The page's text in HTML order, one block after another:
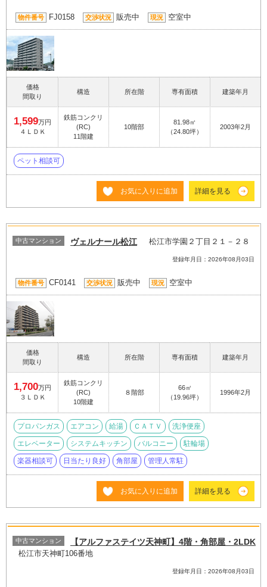
物件番号 FJ0158 交渉状況 販売中 現況 空室中
価格
間取り
構造 所在階 専有面積 建築年月
1,599万円
４ＬＤＫ
鉄筋コンクリ
(RC)
11階建
10階部
81.98㎡
（24.80坪）
2003年2月
ペット相談可
お気に入りに追加 詳細を見る
中古マンション ヴェルナール松江 松江市学園２丁目２１－２８
登録年月日：2026年08月03日
物件番号 CF0141 交渉状況 販売中 現況 空室中
価格
間取り
構造 所在階 専有面積 建築年月
1,700万円
３ＬＤＫ
鉄筋コンクリ
(RC)
10階建
８階部
66㎡
（19.96坪）
1996年2月
プロパンガス エアコン 給湯 ＣＡＴＶ 洗浄便座
エレベーター システムキッチン バルコニー 駐輪場
楽器相談可 日当たり良好 角部屋 管理人常駐
お気に入りに追加 詳細を見る
中古マンション 【アルファステイツ天神町】4階・角部屋・2LDK
松江市天神町106番地
登録年月日：2026年08月03日